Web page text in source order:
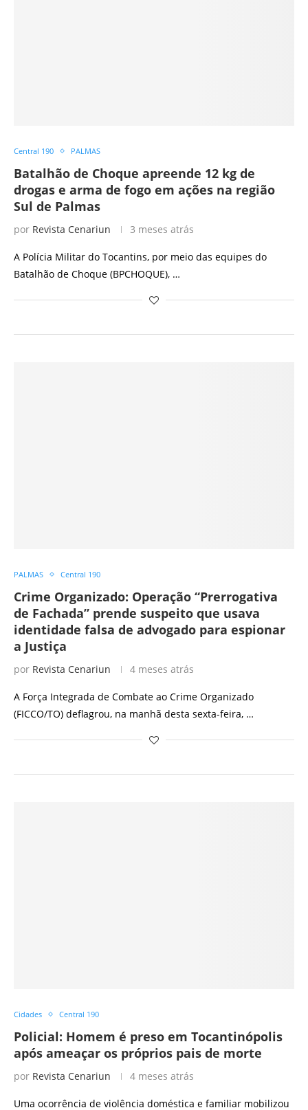
Central 190 PALMAS
Batalhão de Choque apreende 12 kg de
drogas e arma de fogo em ações na região
Sul de Palmas
por Revista Cenariun 3 meses atrás
A Polícia Militar do Tocantins, por meio das equipes do
Batalhão de Choque (BPCHOQUE), …
PALMAS Central 190
Crime Organizado: Operação “Prerrogativa
de Fachada” prende suspeito que usava
identidade falsa de advogado para espionar
a Justiça
por Revista Cenariun 4 meses atrás
A Força Integrada de Combate ao Crime Organizado
(FICCO/TO) deflagrou, na manhã desta sexta-feira, …
Cidades Central 190
Policial: Homem é preso em Tocantinópolis
após ameaçar os próprios pais de morte
por Revista Cenariun 4 meses atrás
Uma ocorrência de violência doméstica e familiar mobilizou